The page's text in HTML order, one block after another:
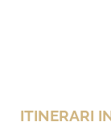
ITINERARI